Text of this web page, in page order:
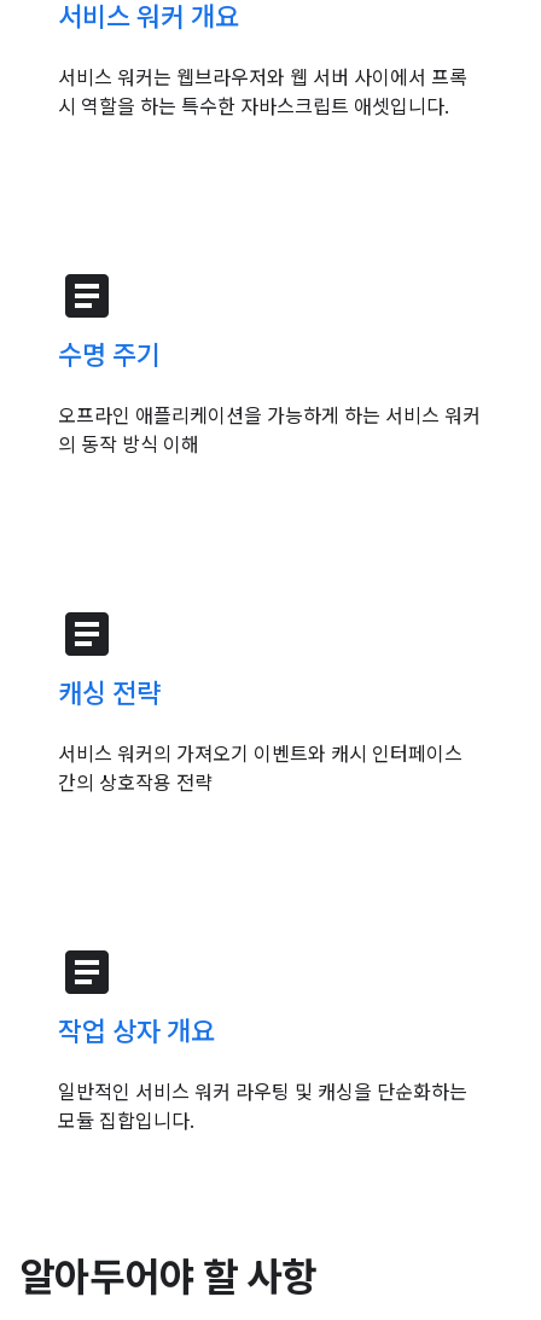
서비스 워커 개요
서비스 워커는 웹브라우저와 웹 서버 사이에서 프록
시 역할을 하는 특수한 자바스크립트 애셋입니다.
article
수명 주기
오프라인 애플리케이션을 가능하게 하는 서비스 워커
의 동작 방식 이해
article
캐싱 전략
서비스 워커의 가져오기 이벤트와 캐시 인터페이스
간의 상호작용 전략
article
작업 상자 개요
일반적인 서비스 워커 라우팅 및 캐싱을 단순화하는
모듈 집합입니다.
알아두어야 할 사항